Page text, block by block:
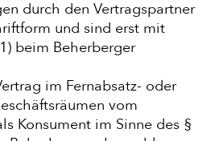
durch den Vertragspartner
und sind erst mit
beim Beherberger
im Fernabsatz- oder
vom
Konsument im Sinne des §